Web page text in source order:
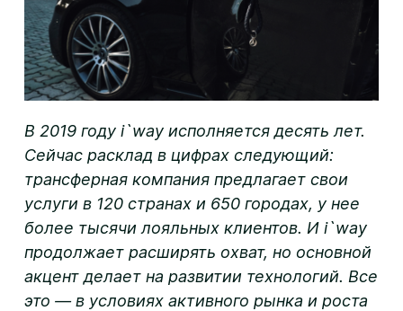
В 2019 году i`way исполняется десять лет.
Сейчас расклад в цифрах следующий:
трансферная компания предлагает свои
услуги в 120 странах и 650 городах, у нее
более тысячи лояльных клиентов. И i`way
продолжает расширять охват, но основной
акцент делает на развитии технологий. Все
это — в условиях активного рынка и роста